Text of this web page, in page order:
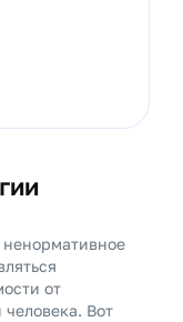
от
человека. Вот